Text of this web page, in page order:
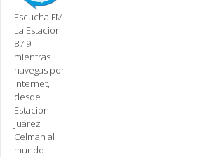
Escucha FM
La Estación
87.9
mientras
navegas por
internet,
desde
Estación
Juárez
Celman al
mundo